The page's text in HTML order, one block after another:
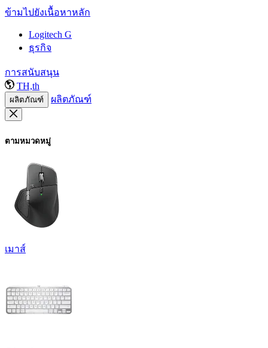
ข้ามไปยังเนื้อหาหลัก
Logitech G
ธุรกิจ
การสนับสนุน
TH,th
ผลิตภัณฑ์ ผลิตภัณฑ์
ตามหมวดหมู่
เมาส์